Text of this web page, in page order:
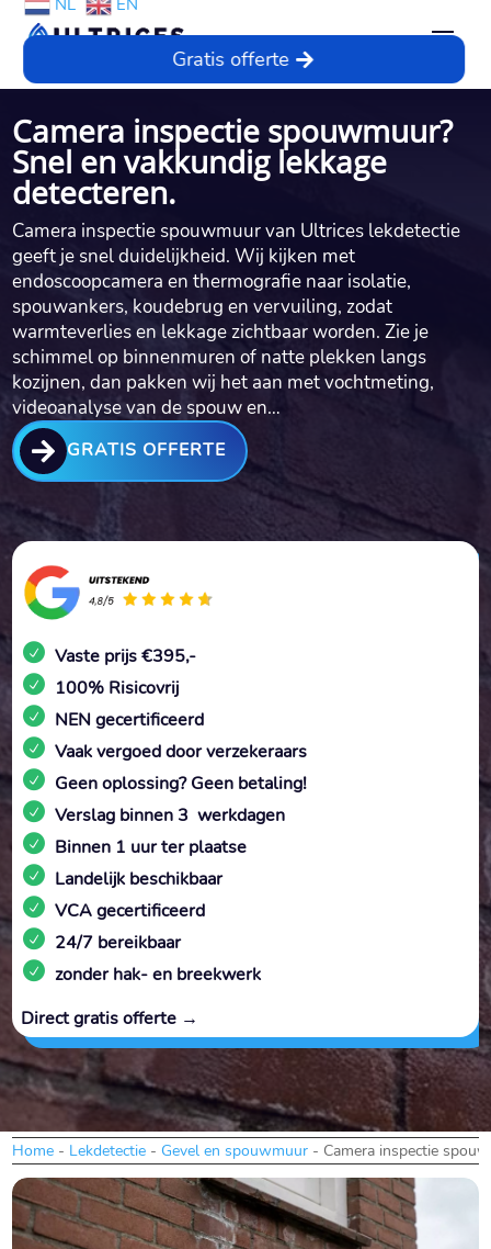
NL EN
Gratis offerte
Camera inspectie spouwmuur?
Snel en vakkundig lekkage
detecteren.
Camera inspectie spouwmuur van Ultrices lekdetectie
geeft je snel duidelijkheid.​ Wij kijken met
endoscoopcamera en thermografie naar isolatie,
spouwankers, koudebrug en vervuiling, zodat
warmteverlies en lekkage zichtbaar worden.​ Zie je
schimmel op binnenmuren of natte plekken langs
kozijnen, dan pakken wij het aan met vochtmeting,
videoanalyse van de spouw en…
 GRATIS OFFERTE
Vaste prijs €395,-
100% Risicovrij
NEN gecertificeerd
Vaak vergoed door verzekeraars
Geen oplossing? Geen betaling!
Verslag binnen 3 werkdagen
Binnen 1 uur ter plaatse
Landelijk beschikbaar
VCA gecertificeerd
24/7 bereikbaar
zonder hak- en breekwerk
Direct gratis offerte →
Home - Lekdetectie - Gevel en spouwmuur - Camera inspectie